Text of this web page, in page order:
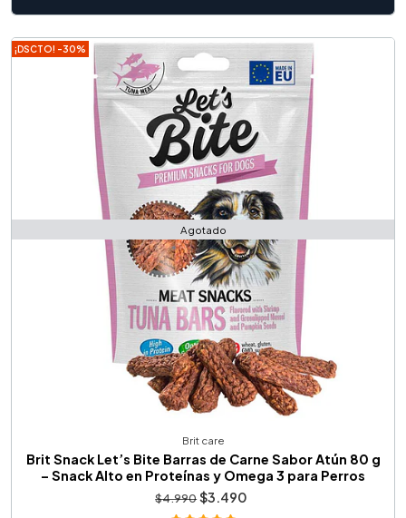
¡DSCTO! -30%
Agotado
Brit care
Brit Snack Let’s Bite Barras de Carne Sabor Atún 80 g
– Snack Alto en Proteínas y Omega 3 para Perros
$4.990$3.490